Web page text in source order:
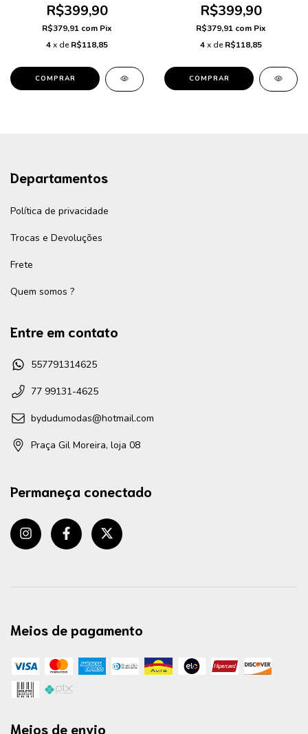
R$399,90
R$379,91 com Pix
4x deR$118,85
COMPRAR
R$399,90
R$379,91 com Pix
4x deR$118,85
COMPRAR
Departamentos
Política de privacidade
Trocas e Devoluções
Frete
Quem somos ?
Entre em contato
557791314625
77 99131-4625
bydudumodas@hotmail.com
Praça Gil Moreira, loja 08
Permaneça conectado
Meios de pagamento
Meios de envio